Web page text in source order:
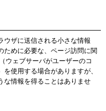
ウザに送信される小さな情報
ために必要な、ページ訪問に関
ウェブサーバがユーザーのコ
使用する場合がありますが、
な情報を得ることはありませ